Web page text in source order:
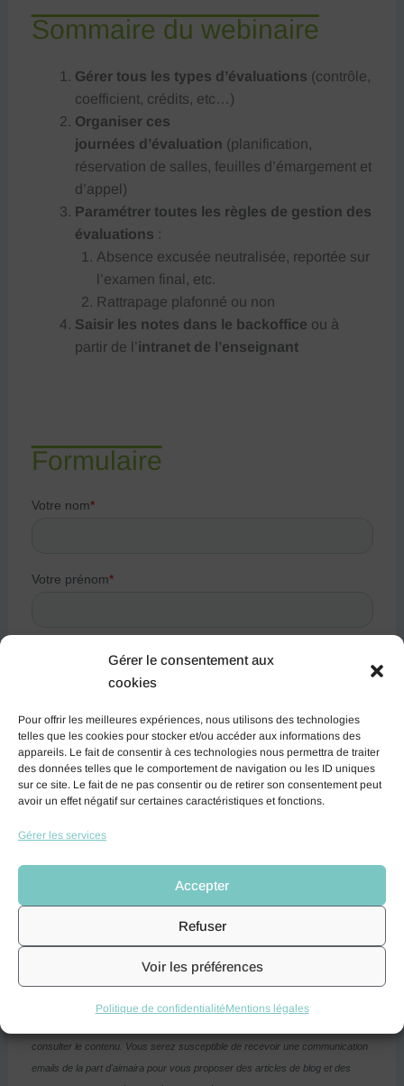
Gérer le consentement aux
cookies
Pour offrir les meilleures expériences, nous utilisons des technologies
telles que les cookies pour stocker et/ou accéder aux informations des
appareils. Le fait de consentir à ces technologies nous permettra de traiter
des données telles que le comportement de navigation ou les ID uniques
sur ce site. Le fait de ne pas consentir ou de retirer son consentement peut
avoir un effet négatif sur certaines caractéristiques et fonctions.
Gérer les services
Accepter
Refuser
Voir les préférences
Politique de confidentialitéMentions légales
Sommaire du webinaire
Gérer tous les types d’évaluations (contrôle,
coefficient, crédits, etc…)
Organiser ces
journées d’évaluation (planification,
réservation de salles, feuilles d’émargement et
d’appel)
Paramétrer toutes les règles de gestion des
évaluations :
Absence excusée neutralisée, reportée sur
l’examen final, etc.
Rattrapage plafonné ou non
Saisir les notes dans le backoffice ou à
partir de l’intranet de l’enseignant
Formulaire